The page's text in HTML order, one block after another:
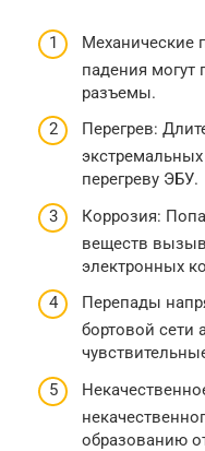
Механические
падения могут
разъемы.
Перегрев:
перегреву ЭБУ.
Коррозия:
веществ
электронных
Перепады
бортовой сети
образованию